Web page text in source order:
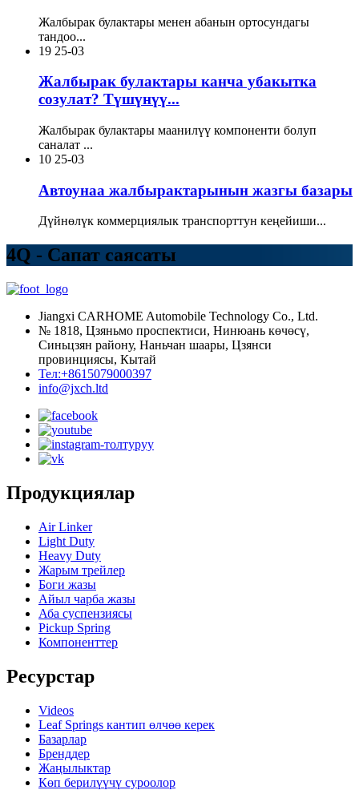
Жалбырак булактары менен абанын ортосундагы
тандоо...
19 25-03
Жалбырак булактары канча убакытка
созулат? Түшүнүү...
Жалбырак булактары маанилүү компоненти болуп
саналат ...
10 25-03
Автоунаа жалбырактарынын жазгы базары
Дүйнөлүк коммерциялык транспорттун кеңейиши...
4Q - Сапат саясаты
Jiangxi CARHOME Automobile Technology Co., Ltd.
№ 1818, Цзяньмо проспектиси, Нинюань көчөсү,
Синьцзян району, Наньчан шаары, Цзянси
провинциясы, Кытай
Тел:+8615079000397
info@jxch.ltd
Продукциялар
Air Linker
Light Duty
Heavy Duty
Жарым трейлер
Боги жазы
Айыл чарба жазы
Аба суспензиясы
Pickup Spring
Компоненттер
Ресурстар
Videos
Leaf Springs кантип өлчөө керек
Базарлар
Бренддер
Жаңылыктар
Көп берилүүчү суроолор